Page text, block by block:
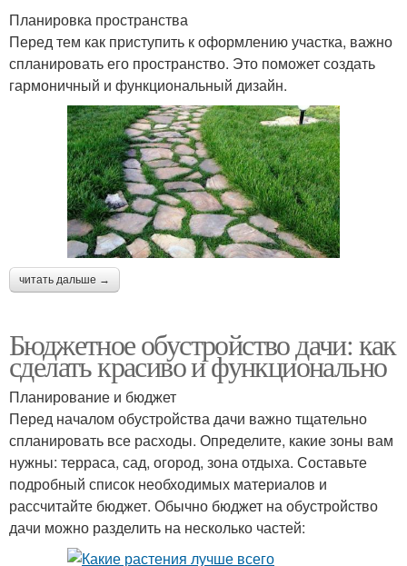
Планировка пространства
Перед тем как приступить к оформлению участка, важно
спланировать его пространство. Это поможет создать
гармоничный и функциональный дизайн.
читать дальше →
Бюджетное обустройство дачи: как
сделать красиво и функционально
Планирование и бюджет
Перед началом обустройства дачи важно тщательно
спланировать все расходы. Определите, какие зоны вам
нужны: терраса, сад, огород, зона отдыха. Составьте
подробный список необходимых материалов и
рассчитайте бюджет. Обычно бюджет на обустройство
дачи можно разделить на несколько частей: